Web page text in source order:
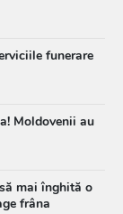
funerare
Moldovenii au
mai înghită o
frâna